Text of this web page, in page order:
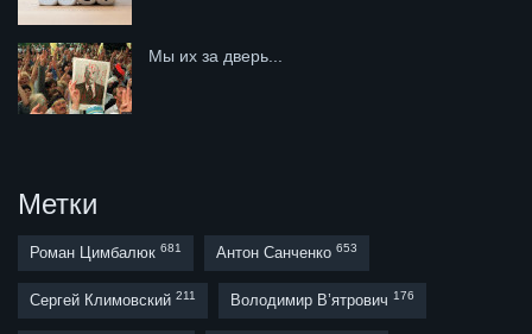
Мы их за дверь...
Метки
Роман Цимбалюк 681 Антон Санченко 653
Сергей Климовский 211 Володимир В’ятрович 176